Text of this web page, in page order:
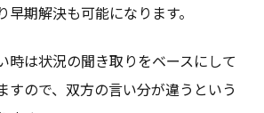
期解決も可能になります。
時は状況の聞き取りをベースにして
すので、双方の言い分が違うという